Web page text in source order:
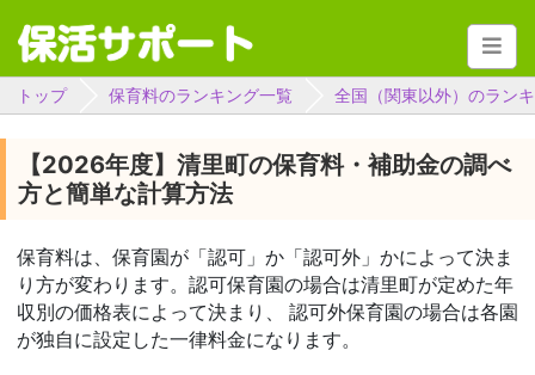
トップ 保育料のランキング一覧 全国（関東以外）のラン
【2026年度】清里町の保育料・補助金の調べ
方と簡単な計算方法
保育料は、保育園が「認可」か「認可外」かによって決ま
り方が変わります。認可保育園の場合は清里町が定めた年
収別の価格表によって決まり、 認可外保育園の場合は各園
が独自に設定した一律料金になります。